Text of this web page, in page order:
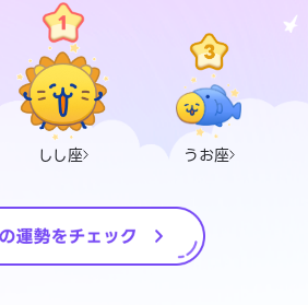
しし座 うお座